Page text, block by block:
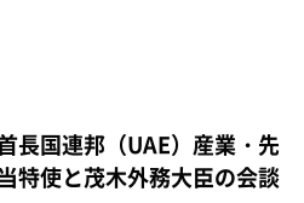
長国連邦（UAE）産業・先
特使と茂木外務大臣の会談